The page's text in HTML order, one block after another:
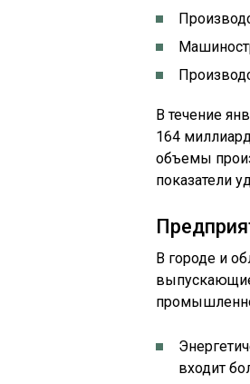
В течение
164
объемы
показатели
В городе и
входит